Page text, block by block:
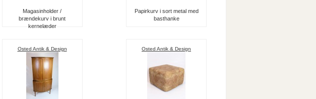
Magasinholder /
brændekurv i brunt
kernelæder
Papirkurv i sort metal med
basthanke
Osted Antik & Design Osted Antik & Design